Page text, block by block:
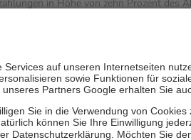
in Höhe von zehn Prozent des
für Online-Apotheken.
für ihre eigene Gesundheit zu
vollendeten 18. Lebensjahr mit
Früherkennung, die von der GKV